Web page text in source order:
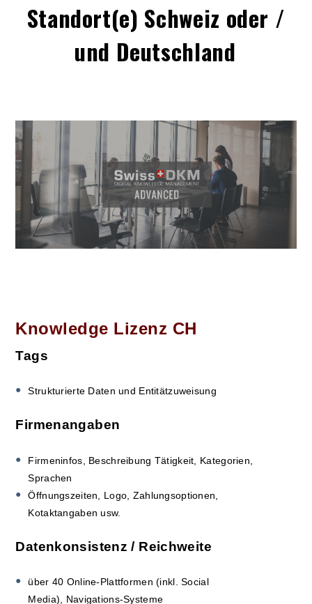
Standort(e) Schweiz oder /
und Deutschland
.
Knowledge Lizenz CH
Tags
Strukturierte Daten und Entitätzuweisung
Firmenangaben
Firmeninfos, Beschreibung Tätigkeit, Kategorien,
Sprachen
Öffnungszeiten, Logo, Zahlungsoptionen,
Kotaktangaben usw.
Datenkonsistenz / Reichweite
über 40 Online-Plattformen (inkl. Social
Media), Navigations-Systeme